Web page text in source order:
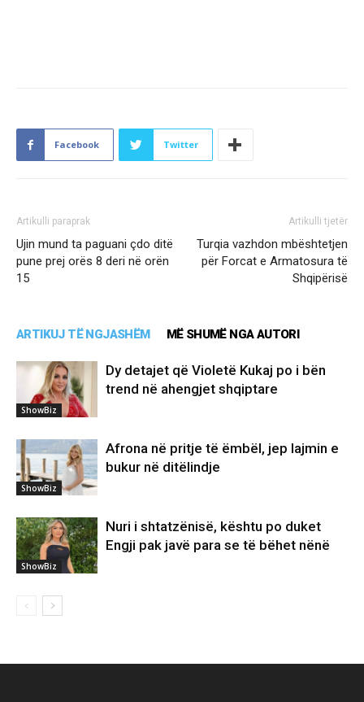
Facebook Twitter
Artikulli paraprak
Ujin mund ta paguani çdo ditë
pune prej orës 8 deri në orën
15
Artikulli tjetër
Turqia vazhdon mbështetjen
për Forcat e Armatosura të
Shqipërisë
ARTIKUJ TË NGJASHËM MË SHUMË NGA AUTORI
ShowBiz
Dy detajet që Violetë Kukaj po i bën
trend në ahengjet shqiptare
ShowBiz
Afrona në pritje të ëmbël, jep lajmin e
bukur në ditëlindje
ShowBiz
Nuri i shtatzënisë, kështu po duket
Engji pak javë para se të bëhet nënë